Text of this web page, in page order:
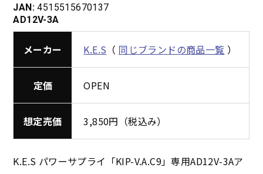
JAN: 4515515670137
AD12V-3A
メーカー K.E.S （ 同じブランドの商品一覧 ）
定価 OPEN
想定売価 3,850円（税込み）
K.E.S パワーサプライ「KIP-V.A.C9」専用AD12V-3Aア